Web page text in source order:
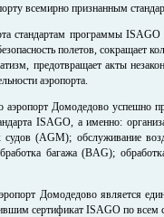
всемирно признанным
стандартам программы
полетов, сокращает
предотвращает акты
аэропорта.
аэропорт Домодедово успешно
ISAGO, а именно:
судов (AGM); обслуживание
багажа (BAG);
Домодедово является
сертификат ISAGO по всем